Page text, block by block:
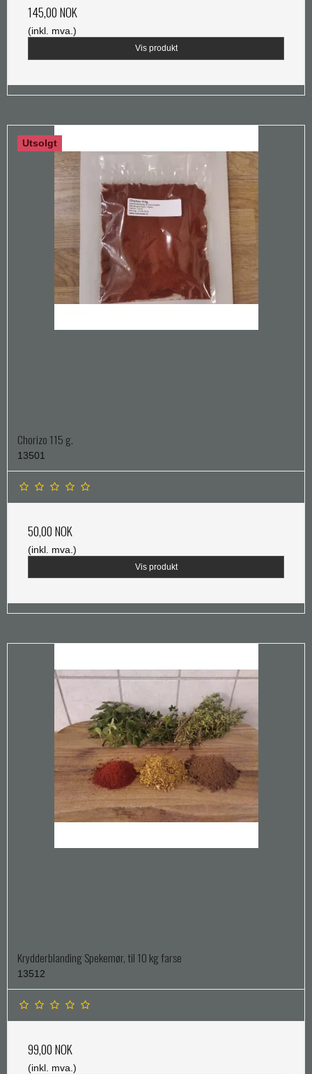
145,00 NOK
(inkl. mva.)
Vis produkt
Utsolgt
Chorizo 115 g.
13501
50,00 NOK
(inkl. mva.)
Vis produkt
Krydderblanding Spekemør, til 10 kg farse
13512
99,00 NOK
(inkl. mva.)